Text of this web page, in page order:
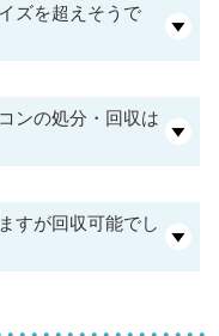
ズを超えそうで
ンの処分・回収は
すが回収可能でし